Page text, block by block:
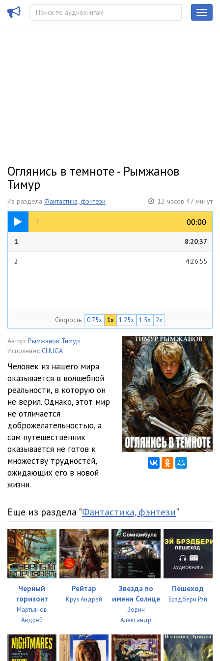
Оглянись в темноте - Рымжанов
Тимур
Из раздела Фантастика, фэнтези 12 часов 47 минут
1 00:00
00:00
8:20:37
1 8:20:37
2 4:26:55
Скорость 0.75x 1x 1.25x 1.5x 2x
Автор: Рымжанов Тимур
Исполняет: CHUGA
Человек из нашего мира
оказывается в волшебной
реальности, в которую он
не верил. Однако, этот мир
не отличается
доброжелательностью, а
сам путешественник
оказывается не готов к
множеству трудностей,
ожидающих его в новой
жизни.
Еще из раздела "Фантастика, фэнтези"
Черный
горизонт
Мартьянов
Андрей
Рейтар
Круз Андрей
Звезда по
имени Солнце
Зорич
Александр
Пешеход
Брэдбери Рэй